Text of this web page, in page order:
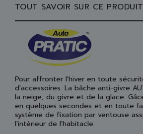
TOUT SAVOIR SUR CE PRODUIT
Pour affronter l'hiver en toute
d'accessoires. La bâche anti-givre
la neige, du givre et de la glace.
en quelques secondes et en toute
système de fixation par ventouse
l'intérieur de l'habitacle.